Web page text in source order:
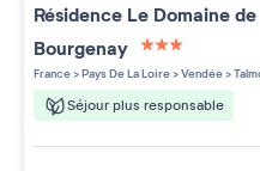
Résidence Le Domaine de
Bourgenay
3 étoiles sur 5
France>Pays De La Loire>Vendée>
Séjour plus responsable